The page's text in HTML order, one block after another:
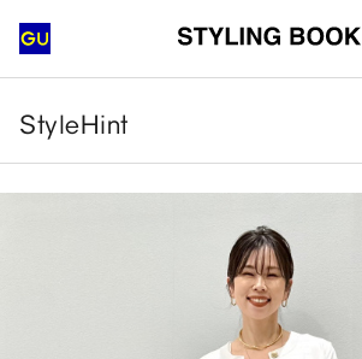
StyleHint